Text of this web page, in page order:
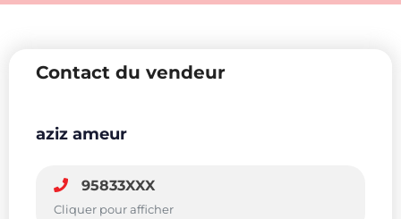
Contact du vendeur
aziz ameur
95833XXX
Cliquer pour afficher